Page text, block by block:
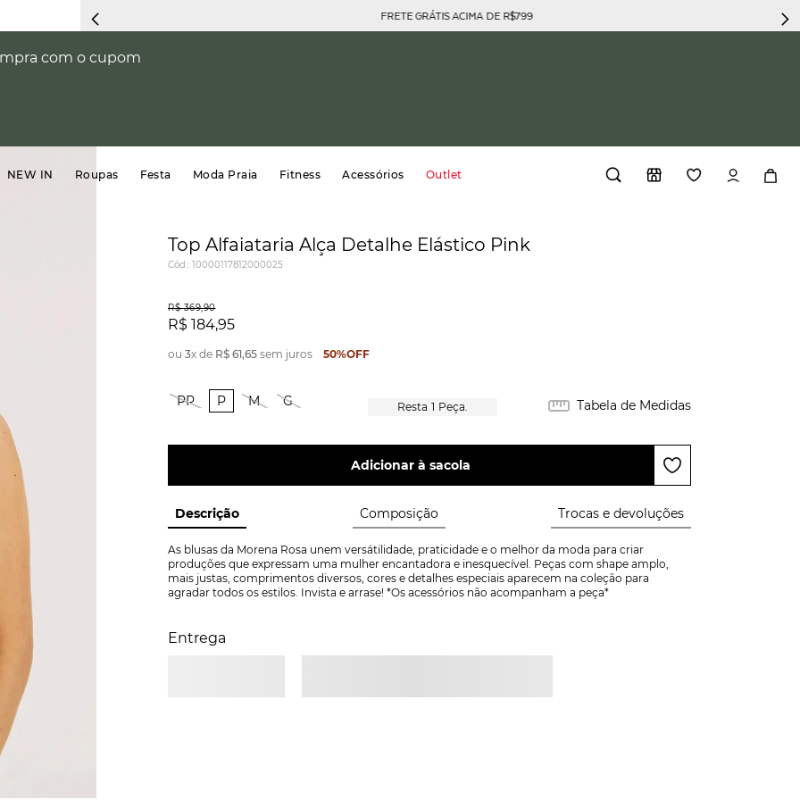
FRETE GRÁTIS ACIMA DE R$799
com o cupom
NEW IN Roupas Festa Moda Praia Fitness Acessórios Outlet
Top Alfaiataria Alça Detalhe Elástico Pink
Cód.: 10000117812000025
R$ 369,90
R$ 184,95
ou 3x de R$ 61,65 sem juros 50%OFF
PP P M G 1 Peça. Tabela de Medidas
Adicionar à sacola
Descrição Composição Trocas e devoluções
As blusas da Morena Rosa unem versátilidade, praticidade e o melhor da moda para criar
produções que expressam uma mulher encantadora e inesquecível. Peças com shape amplo,
mais justas, comprimentos diversos, cores e detalhes especiais aparecem na coleção para
agradar todos os estilos. Invista e arrase! *Os acessórios não acompanham a peça*
Entrega